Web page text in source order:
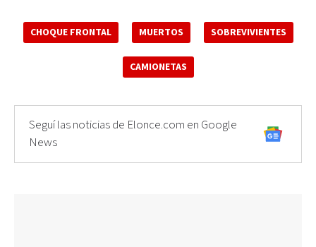
CHOQUE FRONTAL MUERTOS SOBREVIVIENTES
CAMIONETAS
Seguí las noticias de Elonce.com en Google
News